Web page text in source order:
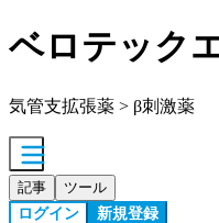
ベロテック
気管支拡張薬 > β刺激薬
記事 ツール
ログイン 新規登録